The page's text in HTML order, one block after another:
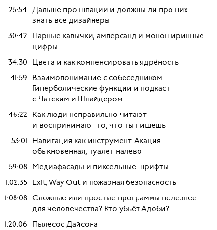
25:54 Дальше про шпации и должны ли про них
знать все дизайнеры
30:42 Парные кавычки, амперсанд и моноширинные
цифры
34:30 Цвета и как компенсировать ядрёность
41:59 Взаимопонимание с собеседником.
Гиперболические функции и подкаст
с Чатским и Шнайдером
46:22 Как люди неправильно читают
и воспринимают то, что ты пишешь
53:01 Навигация как инструмент. Акация
обыкновенная, туалет налево
59:08 Медиафасады и пиксельные шрифты
1:02:35 Exit, Way Out и пожарная безопасность
1:08:08 Сложные или простые программы полезнее
для человечества? Кто убьёт Адоби?
1:20:06 Пылесос Дайсона